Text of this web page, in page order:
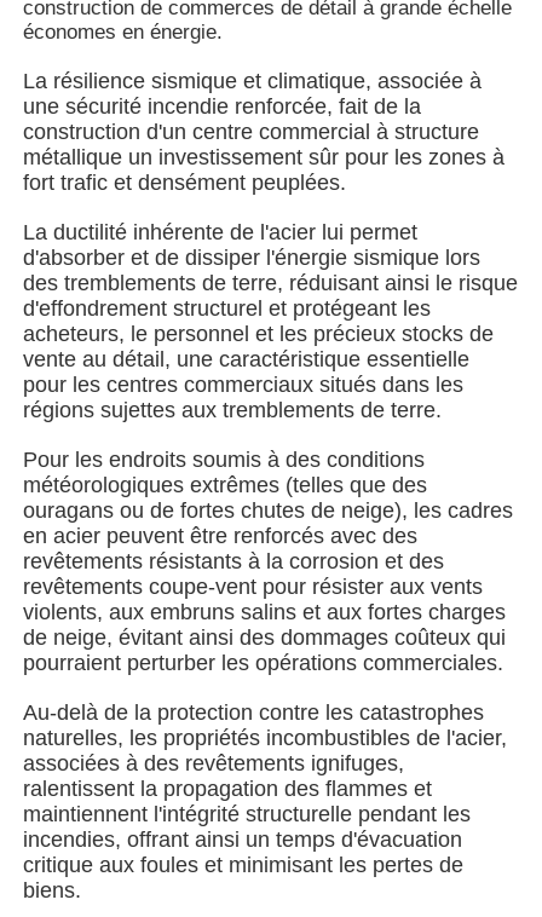
A propos de nous
Visite d'usine
Contrôle de la qualité
Contact
nouvelles
Tous les cas
Demande de soumission
Bâtiment de structure en acier
Atelier de structure en acier
entrepôt de structures en acier
Entrepôt de structures en acier
construction de commerces de détail à grande échelle
économes en énergie.
La résilience sismique et climatique, associée à
une sécurité incendie renforcée, fait de la
construction d'un centre commercial à structure
métallique un investissement sûr pour les zones à
fort trafic et densément peuplées.
La ductilité inhérente de l'acier lui permet
d'absorber et de dissiper l'énergie sismique lors
des tremblements de terre, réduisant ainsi le risque
d'effondrement structurel et protégeant les
acheteurs, le personnel et les précieux stocks de
vente au détail, une caractéristique essentielle
pour les centres commerciaux situés dans les
régions sujettes aux tremblements de terre.
Pour les endroits soumis à des conditions
météorologiques extrêmes (telles que des
ouragans ou de fortes chutes de neige), les cadres
en acier peuvent être renforcés avec des
revêtements résistants à la corrosion et des
revêtements coupe-vent pour résister aux vents
violents, aux embruns salins et aux fortes charges
de neige, évitant ainsi des dommages coûteux qui
pourraient perturber les opérations commerciales.
Au-delà de la protection contre les catastrophes
naturelles, les propriétés incombustibles de l'acier,
associées à des revêtements ignifuges,
ralentissent la propagation des flammes et
maintiennent l'intégrité structurelle pendant les
incendies, offrant ainsi un temps d'évacuation
critique aux foules et minimisant les pertes de
biens.